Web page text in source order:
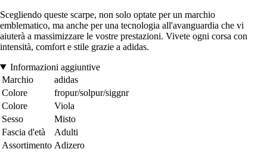
Scegliendo queste scarpe, non solo optate per un marchio
emblematico, ma anche per una tecnologia all'avanguardia che vi
aiuterà a massimizzare le vostre prestazioni. Vivete ogni corsa con
intensità, comfort e stile grazie a adidas.
Informazioni aggiuntive
Marchio
adidas
Colore
fropur/solpur/siggnr
Colore
Viola
Sesso
Misto
Fascia d'età
Adulti
Assortimento Adizero